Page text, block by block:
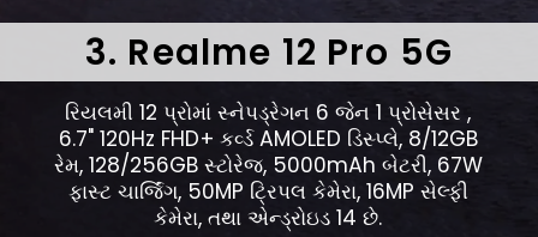
રિયલમી 12 પ્રોમાં સ્નેપડ્રેગન 6 જેન 1 પ્રોસેસર ,
6.7" 120Hz FHD+ કર્વ્ડ AMOLED ડિસ્પ્લે, 8/12GB
રેમ, 128/256GB સ્ટોરેજ, 5000mAh બેટરી, 67W
ફાસ્ટ ચાર્જિંગ, 50MP ટ્રિપલ કેમેરા, 16MP સેલ્ફી
કેમેરા, તથા એન્ડ્રોઇડ 14 છે.
3. Realme 12 Pro 5G